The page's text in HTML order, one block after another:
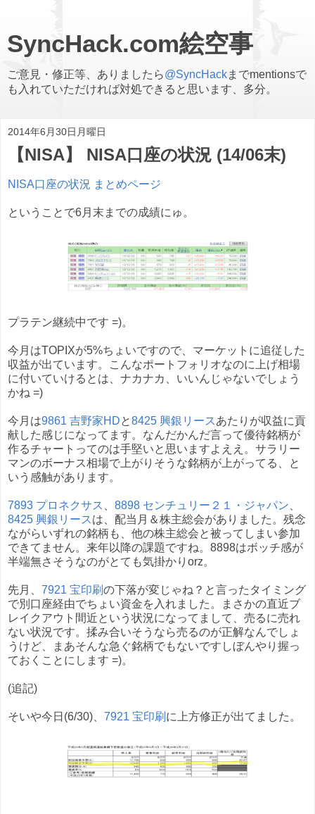
SyncHack.com絵空事
ご意見・修正等、ありましたら@SyncHackまでmentionsで
も入れていただければ対処できると思います、多分。
2014年6月30日月曜日
【NISA】 NISA口座の状況 (14/06末)
NISA口座の状況 まとめページ
ということで6月末までの成績にゅ。
プラテン継続中です =)。
今月はTOPIXが5%ちょいですので、マーケットに追従した
収益が出ています。こんなポートフォリオなのに上げ相場
に付いていけるとは、ナカナカ、いいんじゃないでしょう
かね =)
今月は9861 吉野家HDと8425 興銀リースあたりが収益に貢
献した感じになってます。なんだかんだ言って優待銘柄が
作るチャートってのは手堅いと思いますよええ。サラリー
マンのボーナス相場で上がりそうな銘柄が上がってる、と
いう感触があります。
7893 プロネクサス 8898 センチュリー２１・ジャパン
8425 興銀リースは、配当月＆株主総会がありました。残念
ながらいずれの銘柄も、他の株主総会と被ってしまい参加
できてません。来年以降の課題ですね。8898はボッチ感が
半端無さそうなのがとても気掛かりorz。
先月、 7921 宝印刷の下落が変じゃね？と言ったタイミング
で別口座経由でちょい資金を入れました。まさかの直近ブ
レイクアウト間近という状況になってまして、売るに売れ
ない状況です。揉み合いそうなら売るのが正解なんでしょ
うけど、まあそんな急ぐ銘柄でもないですしぼんやり握っ
ておくことにします =)。
(追記)
そいや今日(6/30)、 7921 宝印刷 に上方修正が出てました。